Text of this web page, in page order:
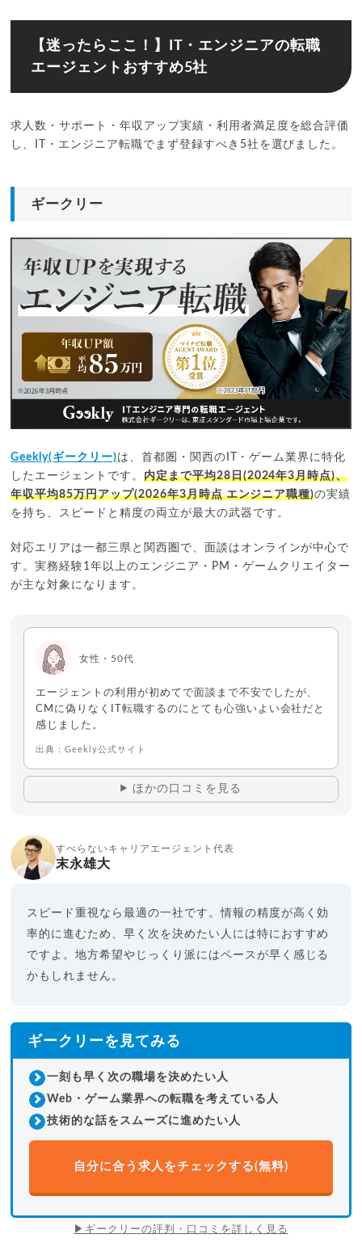
未経験に近い状態からでも挑戦できるポテンシャル枠の求人
が多い。
大手・優良中堅企業のIT部門との強固な繋がりがある。
求人数
総合評価 ★ 3.9
UPを実現。
年間累計7000回以上の企業訪問による現場の詳細な一次情
報。
企業別の対策が詰まった「面接詳細情報」による高い合格
率。
リクルートエージェント
IT
求人数 件
総合評価 ★ 4.5
年齢層 20代
多数の非公開求人を保有。他社に出回らない希少案件が豊
富。
地方の求人にも強く、全国幅広い地域で転職活動が可能。
体制。
ウィルオブテック
求人数
9,210件
企業担当と求職者担当の2名体制でキャリアプランから選考ま
でサポート。
転職支援の進行満足度は89%と高く、平均2ヶ月で内定獲得。
適性検査「ミツカリ」により、キャリアのタイプを精密に分
析可能。
独自の強み
多い職種
自社開発
SIer
コンサル
20代で平均120万、30代で平均160万円の年収アップに成
功。
IT部門出身者や大手エージェントで高い成果を残したプロが
支援。
テッククリップス
求人数
現役エンジニア支援
年齢層 20代後半 40代
多い職種 PM ITコンサル
自社プロダクトを持つ企業やITコンサルティングファームの
求人がメイン。
【迷ったらここ！】IT・エンジニアの転職
エージェントおすすめ5社
求人数・サポート・年収アップ実績・利用者満足度を総合評価
し、IT・エンジニア転職でまず登録すべき5社を選びました。
ギークリー
Geekly(ギークリー)は、首都圏・関西のIT・ゲーム業界に特化
したエージェントです。 内定まで平均28日(2024年3月時点)、
年収平均85万円アップ(2026年3月時点 エンジニア職種)の実績
を持ち、スピードと精度の両立が最大の武器です。
対応エリアは一都三県と関西圏で、面談はオンラインが中心で
す。実務経験1年以上のエンジニア・PM・ゲームクリエイター
が主な対象になります。
女性・50代
エージェントの利用が初めてで面談まで不安でしたが、
CMに偽りなくIT転職するのにとても心強いよい会社だと
感じました。
出典：Geekly公式サイト
ほかの口コミを見る
すべらないキャリアエージェント代表
末永雄大
スピード重視なら最適の一社です。情報の精度が高く効
率的に進むため、早く次を決めたい人には特におすすめ
ですよ。地方希望やじっくり派にはペースが早く感じる
かもしれません。
ギークリーを見てみる
一刻も早く次の職場を決めたい人
Web・ゲーム業界への転職を考えている人
技術的な話をスムーズに進めたい人
自分に合う求人をチェックする(無料)
▶ギークリーの評判・口コミを詳しく見る